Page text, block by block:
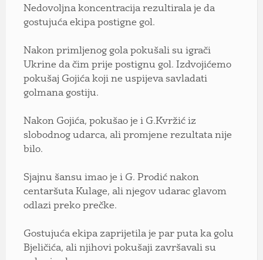
Nedovoljna koncentracija rezultirala je da
gostujuća ekipa postigne gol.
Nakon primljenog gola pokušali su igrači
Ukrine da čim prije postignu gol. Izdvojićemo
pokušaj Gojića koji ne uspijeva savladati
golmana gostiju.
Nakon Gojića, pokušao je i G.Kvržić iz
slobodnog udarca, ali promjene rezultata nije
bilo.
Sjajnu šansu imao je i G. Prodić nakon
centaršuta Kulage, ali njegov udarac glavom
odlazi preko prečke.
Gostujuća ekipa zaprijetila je par puta ka golu
Bjeličića, ali njihovi pokušaji završavali su